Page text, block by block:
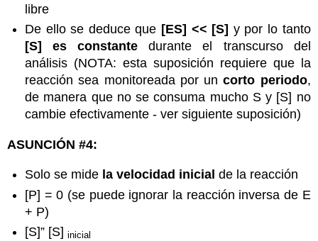
libre
De ello se deduce que [ES] << [S] y por lo tanto
[S] es constante durante el transcurso del
análisis (NOTA: esta suposición requiere que la
reacción sea monitoreada por uncorto periodo,
de manera que no se consuma mucho S y [S] no
cambie efectivamente - ver siguiente suposición)
ASUNCIÓN #4:
Solo se mide la velocidad inicial de la reacción
[P] = 0 (se puede ignorar la reacción inversa de E
+ P)
[S]” [S]inicial